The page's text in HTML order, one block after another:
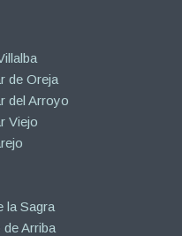
de Oreja
del Arroyo
Viejo
la Sagra
de Arriba